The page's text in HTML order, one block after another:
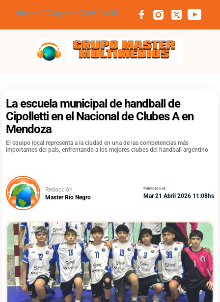
Viernes 07 Agosto 2026 04:05
Grupo Master Multimedios
La escuela municipal de handball de
Cipolletti en el Nacional de Clubes A en
Mendoza
El equipo local representa a la ciudad en una de las competencias más
importantes del país, enfrentando a los mejores clubes del handball argentino
Redacción
Master Río Negro
Publicado el:
Mar 21 Abril 2026 11:08hs